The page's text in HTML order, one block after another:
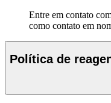
Entre em contato
como contato em
Política de